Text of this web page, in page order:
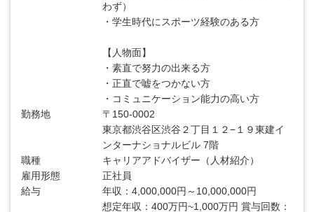
わず）
・学生時代にスポーツ経験のある方
【人物面】
・素直で努力の出来る方
・正直で嘘をつかない方
・コミュニケーション能力の高い方
勤務地
〒150-0002
東京都渋谷区渋谷２丁目１２−１９東建イ
ンターナショナルビル 7階
職種
キャリアアドバイザー（人材紹介）
雇用形態
正社員
給与
年収：4,000,000円～10,000,000円
想定年収：400万円~1,000万円 賞与回数：